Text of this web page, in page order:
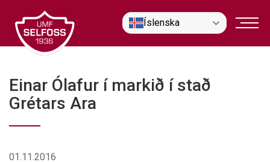
efni
Íslenska
Einar Ólafur í markið í stað
Grétars Ara
01.11.2016